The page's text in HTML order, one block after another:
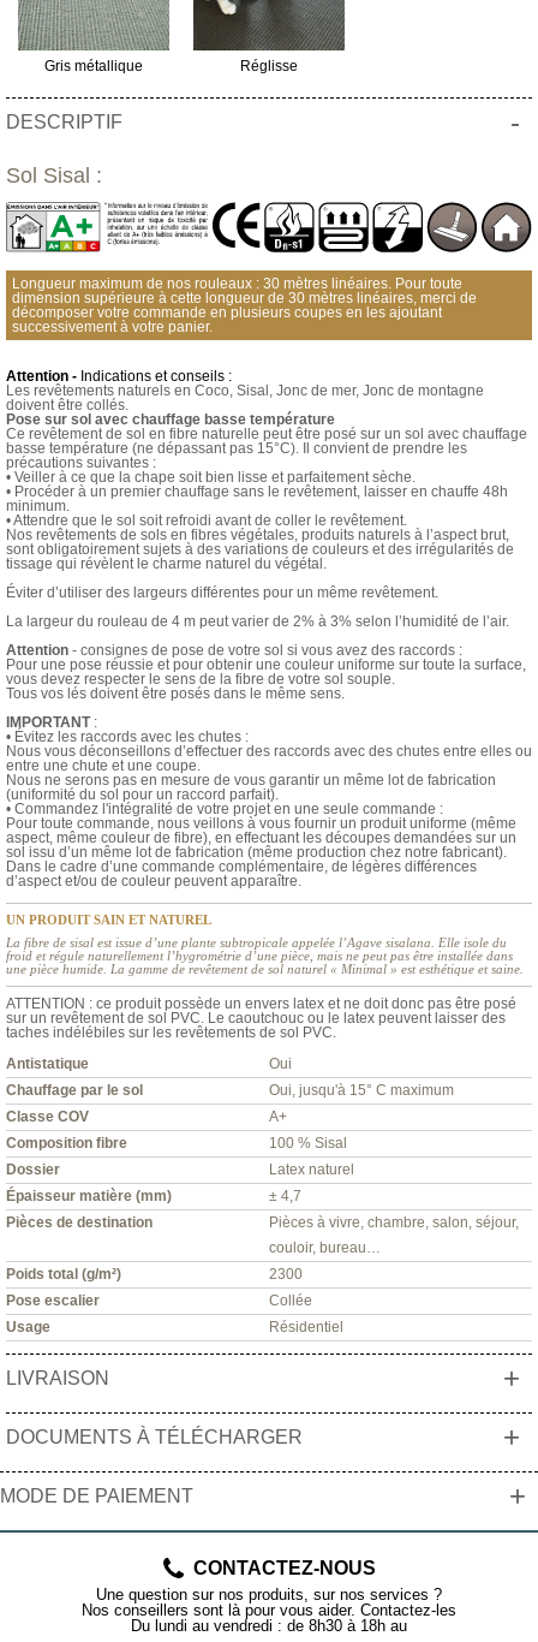
Gris métallique Réglisse
DESCRIPTIF -
Sol Sisal :
Longueur maximum de nos rouleaux : 30 mètres linéaires. Pour toute
dimension supérieure à cette longueur de 30 mètres linéaires, merci de
décomposer votre commande en plusieurs coupes en les ajoutant
successivement à votre panier.
Attention - Indications et conseils :
Les revêtements naturels en Coco, Sisal, Jonc de mer, Jonc de montagne
doivent être collés.
Pose sur sol avec chauffage basse température
Ce revêtement de sol en fibre naturelle peut être posé sur un sol avec chauffage
basse température (ne dépassant pas 15°C). Il convient de prendre les
précautions suivantes :
• Veiller à ce que la chape soit bien lisse et parfaitement sèche.
• Procéder à un premier chauffage sans le revêtement, laisser en chauffe 48h
minimum.
• Attendre que le sol soit refroidi avant de coller le revêtement.
Nos revêtements de sols en fibres végétales, produits naturels à l’aspect brut,
sont obligatoirement sujets à des variations de couleurs et des irrégularités de
tissage qui révèlent le charme naturel du végétal.
Éviter d’utiliser des largeurs différentes pour un même revêtement.
La largeur du rouleau de 4 m peut varier de 2% à 3% selon l’humidité de l’air.
Attention - consignes de pose de votre sol si vous avez des raccords :
Pour une pose réussie et pour obtenir une couleur uniforme sur toute la surface,
vous devez respecter le sens de la fibre de votre sol souple.
Tous vos lés doivent être posés dans le même sens.
IMPORTANT:
• Évitez les raccords avec les chutes :
Nous vous déconseillons d’effectuer des raccords avec des chutes entre elles ou
entre une chute et une coupe.
Nous ne serons pas en mesure de vous garantir un même lot de fabrication
(uniformité du sol pour un raccord parfait).
• Commandez l'intégralité de votre projet en une seule commande :
Pour toute commande, nous veillons à vous fournir un produit uniforme (même
aspect, même couleur de fibre), en effectuant les découpes demandées sur un
sol issu d’un même lot de fabrication (même production chez notre fabricant).
Dans le cadre d’une commande complémentaire, de légères différences
d’aspect et/ou de couleur peuvent apparaître.
UN PRODUIT SAIN ET NATUREL
La fibre de sisal est issue d’une plante subtropicale appelée l’Agave sisalana. Elle isole du
froid et régule naturellement l’hygrométrie d’une pièce, mais ne peut pas être installée dans
une pièce humide. La gamme de revêtement de sol naturel « Minimal » est esthétique et saine.
ATTENTION : ce produit possède un envers latex et ne doit donc pas être posé
sur un revêtement de sol PVC. Le caoutchouc ou le latex peuvent laisser des
taches indélébiles sur les revêtements de sol PVC.
Antistatique
Oui
Chauffage par le sol
Oui, jusqu'à 15° C maximum
Classe COV
A+
Composition fibre
100 % Sisal
Dossier
Latex naturel
Épaisseur matière (mm)
± 4,7
Pièces de destination
Pièces à vivre, chambre, salon, séjour,
couloir, bureau…
Poids total (g/m²)
2300
Pose escalier
Collée
Usage
Résidentiel
LIVRAISON +
DOCUMENTS À TÉLÉCHARGER +
MODE DE PAIEMENT +
CONTACTEZ-NOUS
Une question sur nos produits, sur nos services ?
Nos conseillers sont là pour vous aider. Contactez-les
Du lundi au vendredi : de 8h30 à 18h au